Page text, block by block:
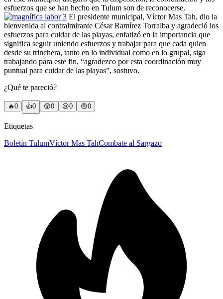
esfuerzos que se han hecho en Tulum son de reconocerse.
El presidente municipal, Víctor Mas Tah, dio la
bienvenida al contralmirante César Ramírez Torralba y agradeció los
esfuerzos para cuidar de las playas, enfatizó en la importancia que
significa seguir uniendo esfuerzos y trabajar para que cada quien
desde su trinchera, tanto en lo individual como en lo grupal, siga
trabajando para este fin, “agradezco por esta coordinación muy
puntual para cuidar de las playas”, sostuvo.
¿Qué te pareció?
🔥0 👍0 😲0 😢0 😠0
Etiquetas
Boletín TulumVíctor Mas TahCombate al Sargazo